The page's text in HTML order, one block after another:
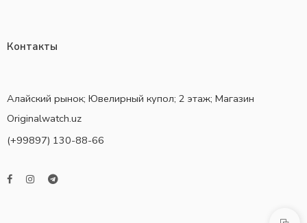
Контакты
Алайский рынок; Ювелирный купол; 2 этаж; Магазин
Originalwatch.uz
(+99897) 130-88-66